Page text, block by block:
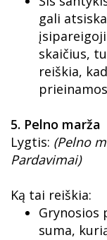
gali
skaičius,
reiškia, kad
5. Pelno marža
Lygtis: (Pelno
Pardavimai)
Ką tai reiškia:
Grynosios
suma,